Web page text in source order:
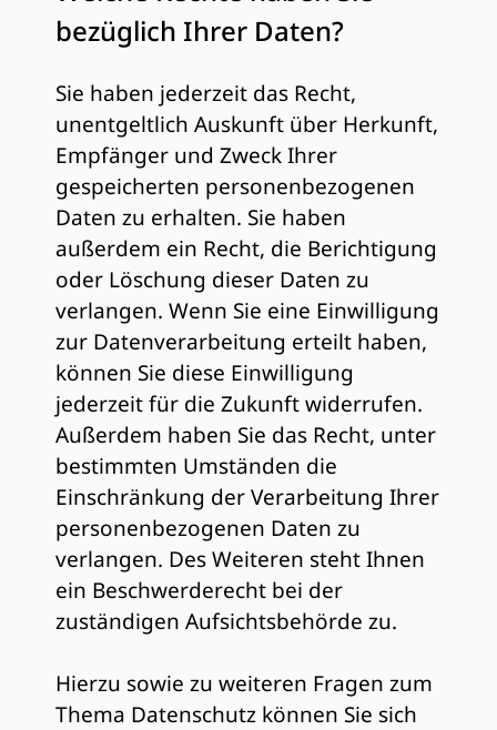
bezüglich Ihrer Daten?
Sie haben jederzeit das Recht,
unentgeltlich Auskunft über Herkunft,
Empfänger und Zweck Ihrer
gespeicherten personenbezogenen
Daten zu erhalten. Sie haben
außerdem ein Recht, die Berichtigung
oder Löschung dieser Daten zu
verlangen. Wenn Sie eine Einwilligung
zur Datenverarbeitung erteilt haben,
können Sie diese Einwilligung
jederzeit für die Zukunft widerrufen.
Außerdem haben Sie das Recht, unter
bestimmten Umständen die
Einschränkung der Verarbeitung Ihrer
personenbezogenen Daten zu
verlangen. Des Weiteren steht Ihnen
ein Beschwerderecht bei der
zuständigen Aufsichtsbehörde zu.
Hierzu sowie zu weiteren Fragen zum
Thema Datenschutz können Sie sich